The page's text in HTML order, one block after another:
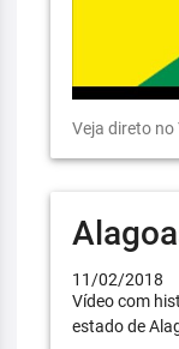
Veja direto no
11/02/2018
Vídeo com
estado de